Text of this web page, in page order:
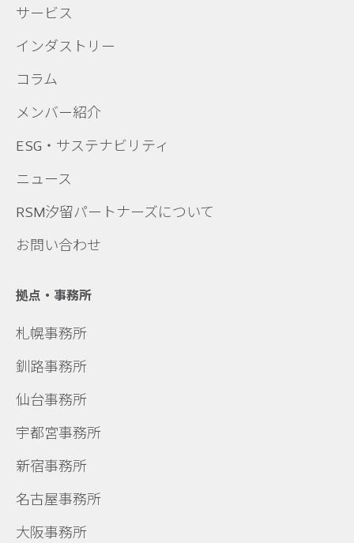
サービス
インダストリー
コラム
メンバー紹介
ESG・サステナビリティ
ニュース
RSM汐留パートナーズについて
お問い合わせ
拠点・事務所
札幌事務所
釧路事務所
仙台事務所
宇都宮事務所
新宿事務所
名古屋事務所
大阪事務所